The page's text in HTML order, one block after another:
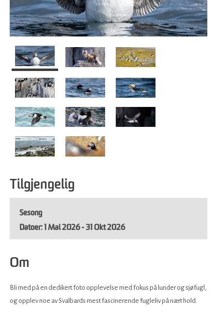
Tilgjengelig
Sesong
1 Mai 2026 - 31 Okt 2026
Om
Bli med på en dedikert foto opplevelse med fokus på lunder og sjøfugl,
og opplev noe av Svalbards mest fascinerende fugleliv på nært hold.